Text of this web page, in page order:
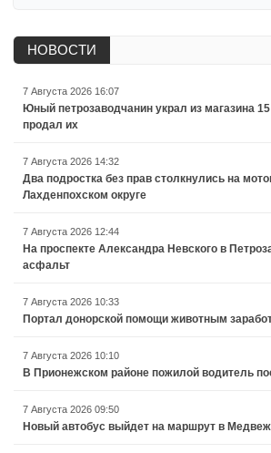
НОВОСТИ
7 Августа 2026 16:07
Юный петрозаводчанин украл из магазина
продал их
7 Августа 2026 14:32
Два подростка без прав столкнулись на
Лахденпохском округе
7 Августа 2026 12:44
На проспекте Александра Невского в
асфальт
7 Августа 2026 10:33
Портал донорской помощи животным
7 Августа 2026 10:10
В Прионежском районе пожилой водитель
7 Августа 2026 09:50
Новый автобус выйдет на маршрут в